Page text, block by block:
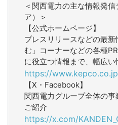
＜関西電力の主な情報発
ア）＞
【公式ホームページ】
プレスリリースなどの最
む」コーナーなどの各種
に役立つ情報まで、幅広い
https://
【X・Facebook】
関西電力グループ全体の
ご紹介
https://x.com/